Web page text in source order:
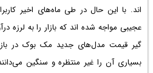
اند. با این حال در طی ماه‌های اخیر
عجیبی مواجه شده اند که بازار را به
گیر قیمت مدل‌های جدید مک بوک در
بسیاری آن را غیر منتظره و سنگین